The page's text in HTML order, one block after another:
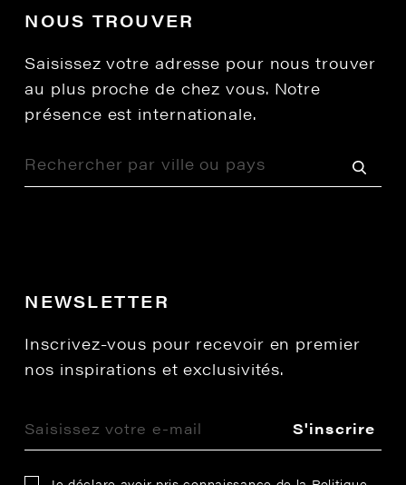
NOUS TROUVER
Saisissez votre adresse pour nous trouver
au plus proche de chez vous. Notre
présence est internationale.
NEWSLETTER
Inscrivez-vous pour recevoir en premier
nos inspirations et exclusivités.
S'inscrire